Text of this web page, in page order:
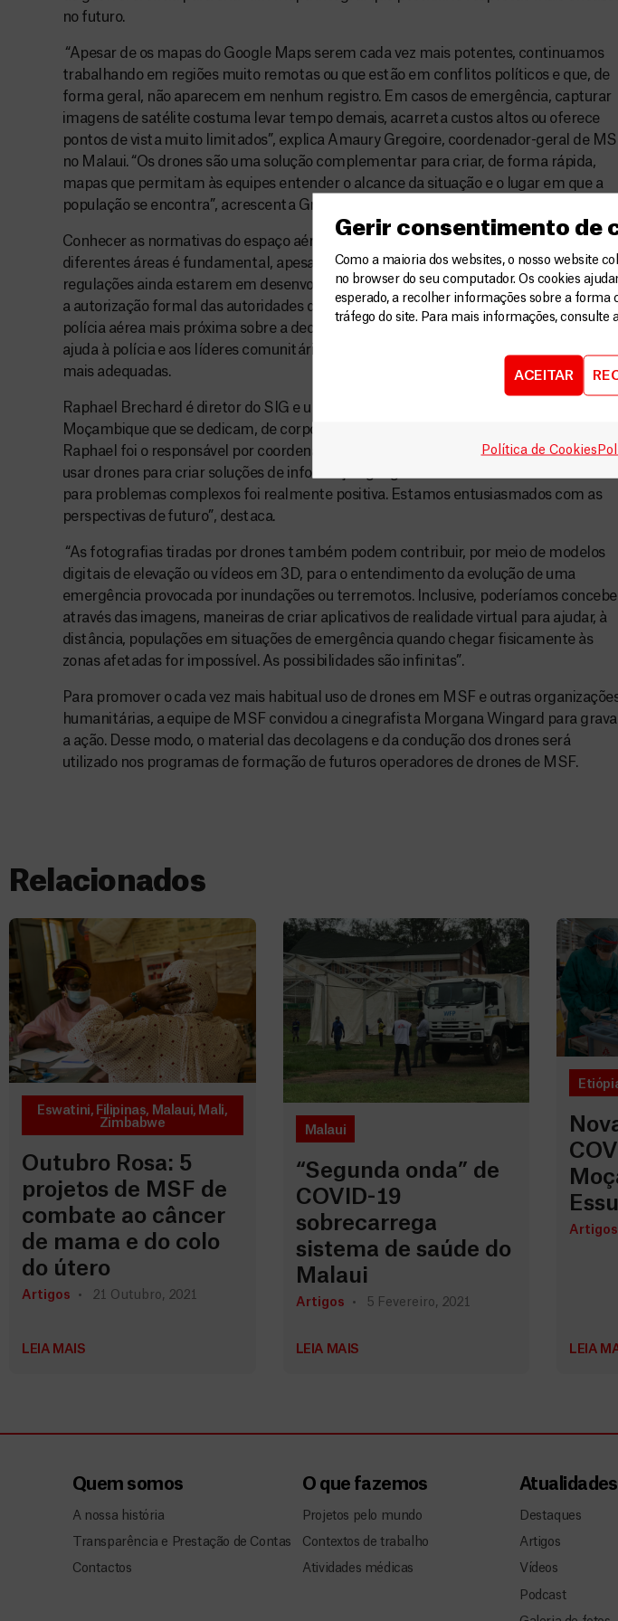
Gerir consentimento de
Como a maioria dos websites, o nosso website
no browser do seu computador. Os cookies
esperado, a recolher informações sobre a forma
tráfego do site. Para mais informações, consulte
ACEITAR
Política de Cookies
no futuro.
“Apesar de os mapas do Google Maps serem cada vez mais potentes, continuamos
trabalhando em regiões muito remotas ou que estão em conflitos políticos e que, de
forma geral, não aparecem em nenhum registro. Em casos de emergência, capturar
imagens de satélite costuma levar tempo demais, acarreta custos altos ou oferece
pontos de vista muito limitados”, explica Amaury Gregoire, coordenador-geral de
no Malaui. “Os drones são uma solução complementar para criar, de forma rápida,
mapas que permitam às equipes entender o alcance da situação e o lugar em que a
população se encontra”, acrescenta Gregoire.
Conhecer as normativas do espaço aéreo para a decolagem e o uso de drones em
diferentes áreas é fundamental, apesar de, por se tratar de uma tecnologia nova, as
regulações ainda estarem em desenvolvimento. Em Nsanje, a equipe de MSF
a autorização formal das autoridades do distrito para sobrevoar a região e alertou a
polícia aérea mais próxima sobre a decolagem iminente. Em âmbito local, MSF pediu
ajuda à polícia e aos líderes comunitários, que colaboraram na identificação das zonas
mais adequadas.
Raphael Brechard é diretor do SIG e um dos dois profissionais de MSF no Malaui e em
Moçambique que se dedicam, de corpo e alma, ao Sistema de Informação Geográfica.
Raphael foi o responsável por coordenar a cartografia de Makhanga. “A experiência
usar drones para criar soluções de informação geográfica inovadoras e de baixo custo
para problemas complexos foi realmente positiva. Estamos entusiasmados com as
perspectivas de futuro”, destaca.
“As fotografias tiradas por drones também podem contribuir, por meio de modelos
digitais de elevação ou vídeos em 3D, para o entendimento da evolução de uma
emergência provocada por inundações ou terremotos. Inclusive, poderíamos
através das imagens, maneiras de criar aplicativos de realidade virtual para ajudar, à
distância, populações em situações de emergência quando chegar fisicamente às
zonas afetadas for impossível. As possibilidades são infinitas”.
Para promover o cada vez mais habitual uso de drones em MSF e outras
humanitárias, a equipe de MSF convidou a cinegrafista Morgana Wingard para
a ação. Desse modo, o material das decolagens e da condução dos drones será
utilizado nos programas de formação de futuros operadores de drones de MSF.
Relacionados
Eswatini, Filipinas, Malaui, Mali,
Zimbabwe
Outubro Rosa: 5
projetos de MSF de
combate ao câncer
de mama e do colo
do útero
Artigos 21 Outubro, 2021
LEIA MAIS
Malaui
“Segunda onda” de
COVID-19
sobrecarrega
sistema de saúde do
Malaui
Artigos 5 Fevereiro, 2021
LEIA MAIS
Artigos
LEIA
Quem somos
A nossa história
Transparência e Prestação de Contas
Contactos
O que fazemos
Projetos pelo mundo
Contextos de trabalho
Atividades médicas
Atualidades
Destaques
Artigos
Vídeos
Podcast